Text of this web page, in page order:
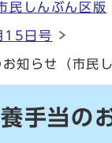
民しんぶん区版
15日号
お知らせ（市
手当の